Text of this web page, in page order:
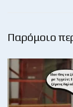
Παρόμοιο